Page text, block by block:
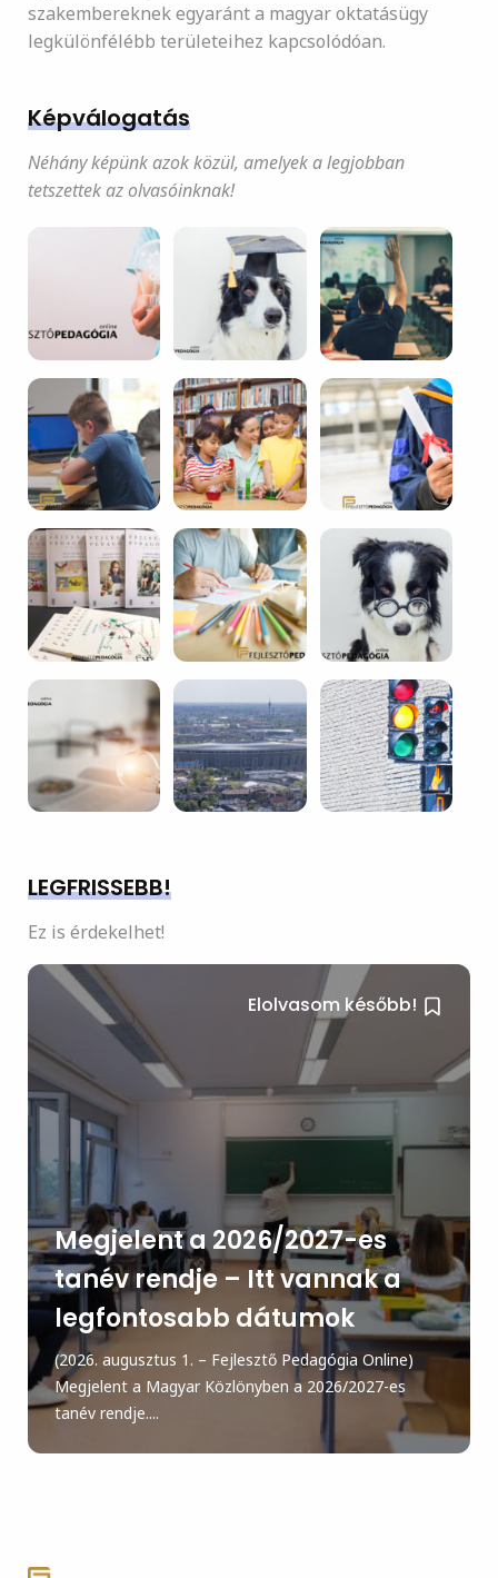
szakembereknek egyaránt a magyar oktatásügy
legkülönfélébb területeihez kapcsolódóan.
Képválogatás
Néhány képünk azok közül, amelyek a legjobban
tetszettek az olvasóinknak!
LEGFRISSEBB!
Ez is érdekelhet!
Elolvasom később!
Megjelent a 2026/2027-es
tanév rendje – Itt vannak a
legfontosabb dátumok
(2026. augusztus 1. – Fejlesztő Pedagógia Online)
Megjelent a Magyar Közlönyben a 2026/2027-es
tanév rendje....